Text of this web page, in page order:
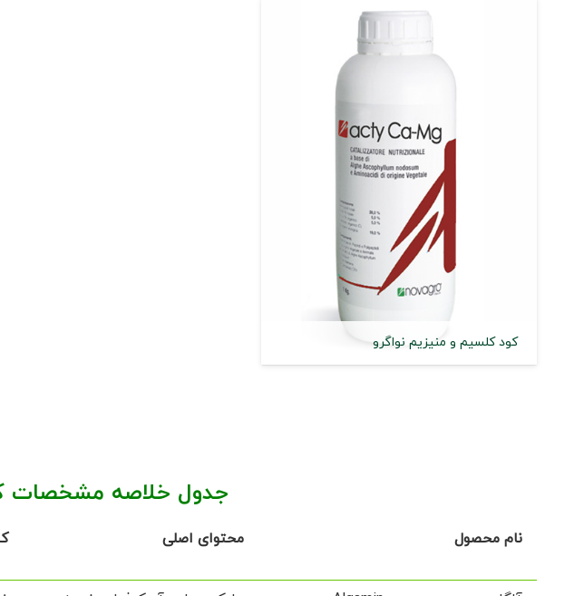
کود کلسیم و منیزیم نواگرو
جدول خلاصه مشخصات
نام محصول محتوای اصلی